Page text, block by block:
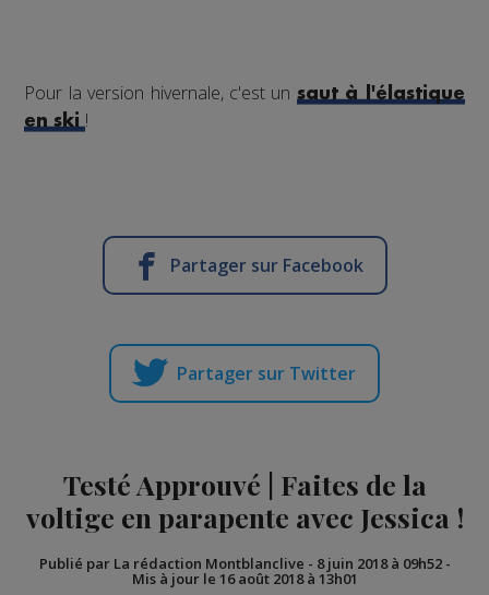
Pour la version hivernale, c'est un saut à l'élastique
en ski!
Partager sur Facebook
Partager sur Twitter
Testé Approuvé | Faites de la
voltige en parapente avec Jessica !
Publié par La rédaction Montblanclive - 8 juin 2018 à 09h52-
Mis à jour le 16 août 2018 à 13h01